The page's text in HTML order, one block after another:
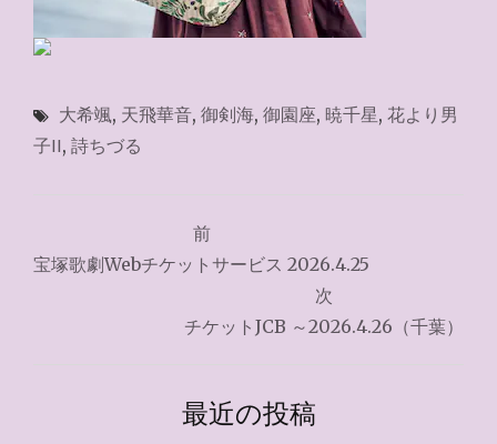
大希颯, 天飛華音, 御剣海, 御園座, 暁千星, 花より男
子II, 詩ちづる
稿
前
宝塚歌劇Webチケットサービス 2026.4.25
次
チケットJCB ～2026.4.26（千葉）
最近の投稿